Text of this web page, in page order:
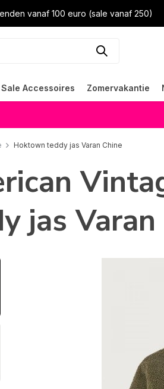
vanaf 100 euro (sale vanaf 250)
Sale Accessoires Zomervakantie
Hoktown teddy jas Varan Chine
jas Varan